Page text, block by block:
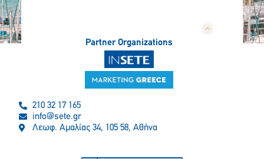
Partner Organizations
210 32 17 165
info@sete.gr
Λεωφ. Αμαλίας 34, 105 58, Αθήνα